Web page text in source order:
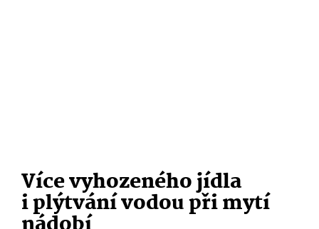
Více vyhozeného jídla
i plýtvání vodou při mytí